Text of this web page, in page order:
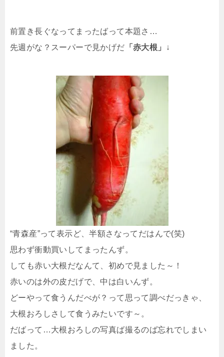
前置き長ぐなってまったばって本題さ…
先週がな？スーパーで見かげだ 「赤大根」 ↓
“青森産”って表示ど、半額さなってだはんで(笑)
思わず衝動買いしてまったんず。
しても赤い大根だなんて、初めで見ました～！
赤いのは外の皮だげで、中は白いんず。
どーやって食うんだべが？って思って調べだっきゃ、
大根おろしさして食うみたいです～。
だばって…大根おろしの写真ば撮るのば忘れでしまい
ました。